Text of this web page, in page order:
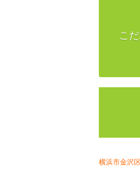
こ
横浜市金沢